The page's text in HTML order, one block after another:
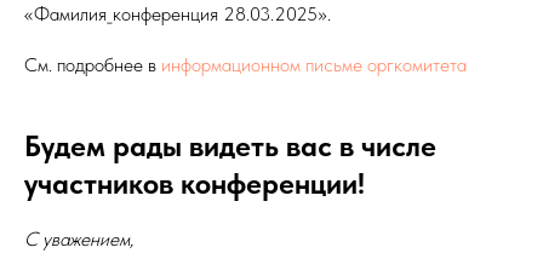
«Фамилия_конференция 28.03.2025».
См. подробнее в информационном письме оргкомитета
Будем рады видеть вас в числе
участников конференции!
С уважением,